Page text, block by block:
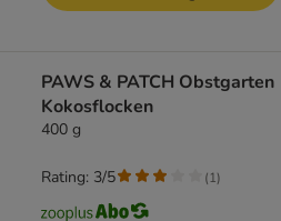
PAWS & PATCH Obstgarten
Kokosflocken
400 g
Rating: 3/5 (1)